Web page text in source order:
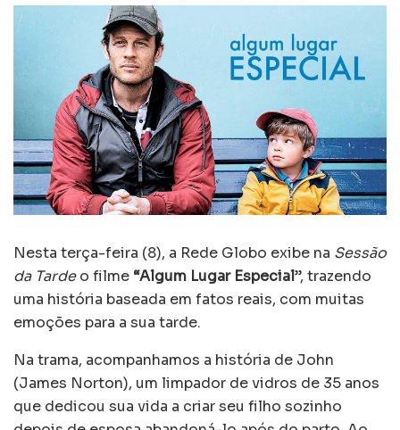
Nesta terça-feira (8), a Rede Globo exibe na Sessão
da Tardeo filme “Algum Lugar Especial”, trazendo
uma história baseada em fatos reais, com muitas
emoções para a sua tarde.
Na trama, acompanhamos a história de John
(James Norton), um limpador de vidros de 35 anos
que dedicou sua vida a criar seu filho sozinho